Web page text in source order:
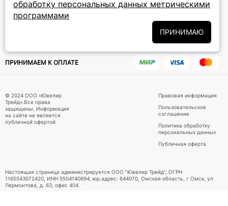
обработку персональных данных метрическими
программами
ПРИНИМАЮ
Подписываясь на рассылку, вы соглашаетесь с условиями
и даёте своё согласие на их
ПРИНИМАЕМ К ОПЛАТЕ
© 2024 ООО «Ювелир
Трейд».Все права
защищены. Информация
на сайте не является
публичной офертой
Правовая информация
Пользовательское
соглашение
Политика обработку
персональных данных
Публичная оферта
Настоящая страница администрируется ООО "Ювелир Трейд", ОГРН
1165543072420, ИНН 5504140694, юр.адрес: 644070, Омская область, г Омск, ул
Лермонтова, д. 63, офис 404.